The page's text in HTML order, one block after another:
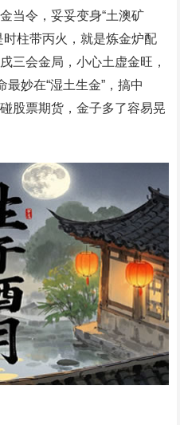
当令，妥妥变身“土澳矿
时柱带丙火，就是炼金炉配
三会金局，小心土虚金旺，
最妙在“湿土生金”，搞中
股票期货，金子多了容易晃